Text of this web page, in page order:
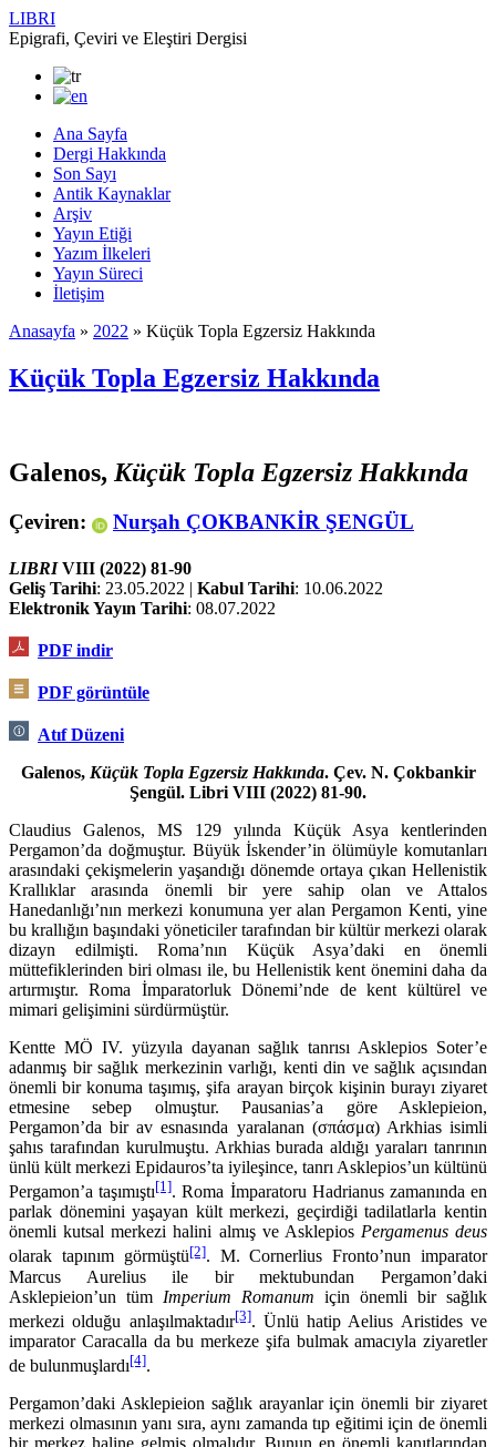
LIBRI
Epigrafi, Çeviri ve Eleştiri Dergisi
Ana Sayfa
Dergi Hakkında
Son Sayı
Antik Kaynaklar
Arşiv
Yayın Etiği
Yazım İlkeleri
Yayın Süreci
İletişim
Anasayfa » 2022 » Küçük Topla Egzersiz Hakkında
Küçük Topla Egzersiz Hakkında
Galenos, Küçük Topla Egzersiz Hakkında
Çeviren: Nurşah ÇOKBANKİR ŞENGÜL
LIBRIVIII (2022) 81-90
Geliş Tarihi: 23.05.2022 | Kabul Tarihi: 10.06.2022
Elektronik Yayın Tarihi: 08.07.2022
PDF indir
PDF görüntüle
Atıf Düzeni
Galenos, Küçük Topla Egzersiz Hakkında. Çev. N. Çokbankir
Şengül. Libri VIII (2022) 81-90.
Claudius Galenos, MS 129 yılında Küçük Asya kentlerinden
Pergamon’da doğmuştur. Büyük İsken­der’in ölümüyle komutanları
arasındaki çekişmelerin yaşandığı dönemde ortaya çıkan Hellenistik
Krallıklar arasında önemli bir yere sahip olan ve Attalos
Hanedanlığı’nın merkezi konumuna yer alan Pergamon Kenti, yine
bu krallığın başındaki yöneticiler tarafından bir kültür merkezi olarak
dizayn edilmişti. Roma’nın Küçük Asya’daki en önemli
müttefiklerinden biri olması ile, bu Helle­nis­tik kent önemini daha da
artırmıştır. Roma İmparatorluk Dönemi’nde de kent kültürel ve
mimari gelişimini sürdürmüştür.
Kentte MÖ IV. yüzyıla dayanan sağlık tanrısı Asklepios Soter’e
adanmış bir sağlık merkezinin varlığı, kenti din ve sağlık açısından
önemli bir konuma taşımış, şifa arayan birçok kişinin burayı ziyaret
etmesine sebep olmuştur. Pausanias’a göre Asklepieion,
Pergamon’da bir av esnasında yaralanan (σπάσμα) Arkhias isimli
şahıs tarafından kurulmuştu. Arkhias burada aldığı yaraları tan­rının
ünlü kült merkezi Epidauros’ta iyileşince, tanrı Asklepios’un kültünü
Pergamon’a taşımıştı[1]. Roma İmparatoru Hadrianus zamanında en
parlak dönemini yaşayan kült merkezi, geçirdiği tadi­latlarla kentin
önemli kutsal merkezi halini almış ve Asklepios Pergamenus deus
olarak tapınım görmüştü[2]. M. Cornerlius Fronto’nun imparator
Marcus Aurelius ile bir mektubundan Perga­mon’daki
Asklepieion’un tüm Imperium Romanum için önemli bir sağlık
merkezi olduğu anlaşıl­maktadır[3]. Ünlü hatip Aelius Aristides ve
imparator Caracalla da bu merkeze şifa bulmak amacıyla ziyaretler
de bulunmuşlardı[4].
Pergamon’daki Asklepieion sağlık arayanlar için önemli bir ziyaret
merkezi olmasının yanı sıra, aynı zamanda tıp eğitimi için de önemli